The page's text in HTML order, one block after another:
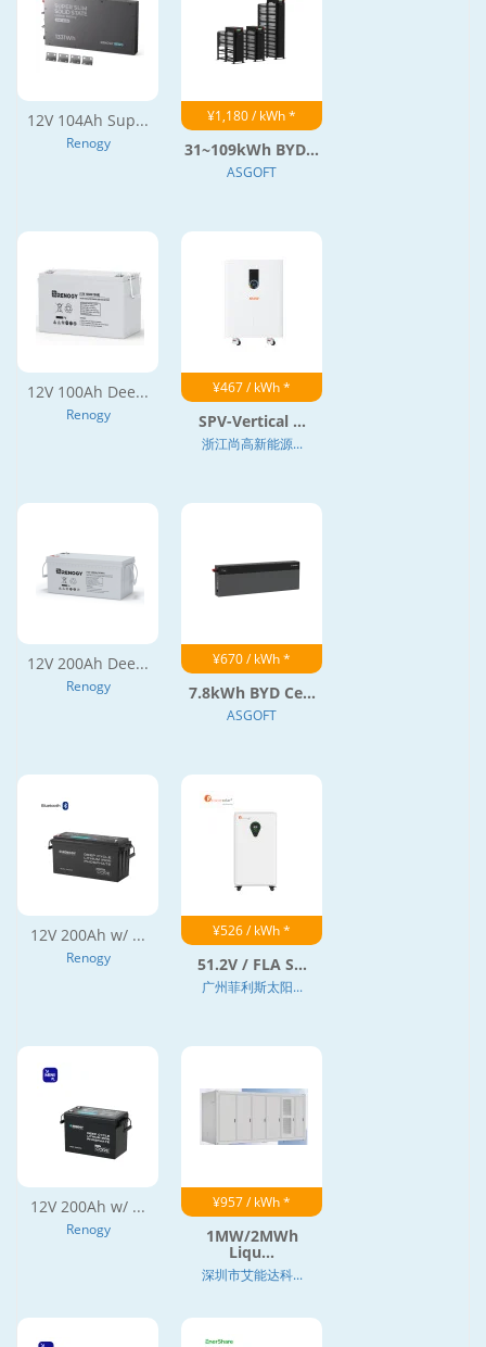
12V 104Ah Sup...
Renogy
¥1,180 / kWh *
31~109kWh BYD...
ASGOFT
12V 100Ah Dee...
Renogy
¥467 / kWh *
SPV-Vertical ...
浙江尚高新能源...
12V 200Ah Dee...
Renogy
¥670 / kWh *
7.8kWh BYD Ce...
ASGOFT
12V 200Ah w/ ...
Renogy
¥526 / kWh *
51.2V / FLA S...
广州菲利斯太阳...
12V 200Ah w/ ...
Renogy
¥957 / kWh *
1MW/2MWh
Liqu...
深圳市艾能达科...